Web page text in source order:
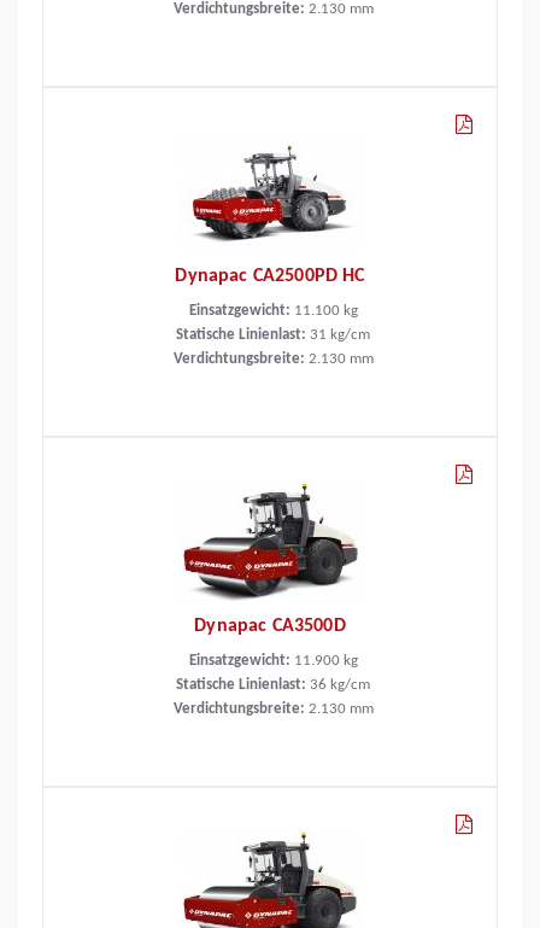
Verdichtungsbreite: 2.130 mm
Dynapac CA2500PD HC
Einsatzgewicht: 11.100 kg
Statische Linienlast: 31 kg/cm
Verdichtungsbreite: 2.130 mm
Dynapac CA3500D
Einsatzgewicht: 11.900 kg
Statische Linienlast: 36 kg/cm
Verdichtungsbreite: 2.130 mm